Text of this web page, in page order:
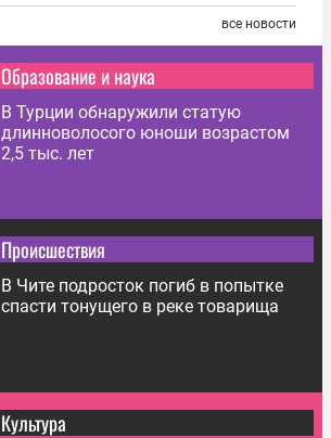
все новости
Образование и наука
В Турции обнаружили статую
длинноволосого юноши возрастом
2,5 тыс. лет
Происшествия
В Чите подросток погиб в попытке
спасти тонущего в реке товарища
Культура